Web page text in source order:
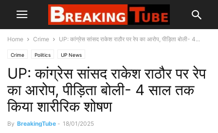
Home Crime UP: कांग्रेस सांसद राकेश राठौर पर रेप का आरोप, पीड़िता बोली- 4...
Crime Politics UP News
UP: कांग्रेस सांसद राकेश राठौर पर रेप
का आरोप, पीड़िता बोली- 4 साल तक
किया शारीरिक शोषण
By BreakingTube - 18/01/2025